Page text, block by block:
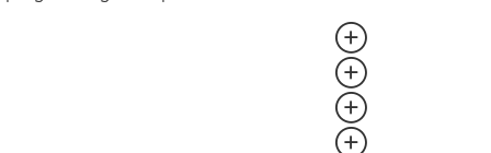
for, at du opfylder adgangskravet: